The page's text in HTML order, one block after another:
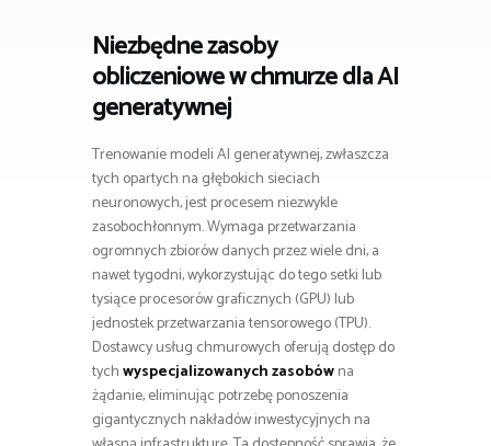
Niezbędne zasoby
obliczeniowe w chmurze dla AI
generatywnej
Trenowanie modeli AI generatywnej, zwłaszcza
tych opartych na głębokich sieciach
neuronowych, jest procesem niezwykle
zasobochłonnym. Wymaga przetwarzania
ogromnych zbiorów danych przez wiele dni, a
nawet tygodni, wykorzystując do tego setki lub
tysiące procesorów graficznych (GPU) lub
jednostek przetwarzania tensorowego (TPU).
Dostawcy usług chmurowych oferują dostęp do
tychwyspecjalizowanych zasobówna
żądanie, eliminując potrzebę ponoszenia
gigantycznych nakładów inwestycyjnych na